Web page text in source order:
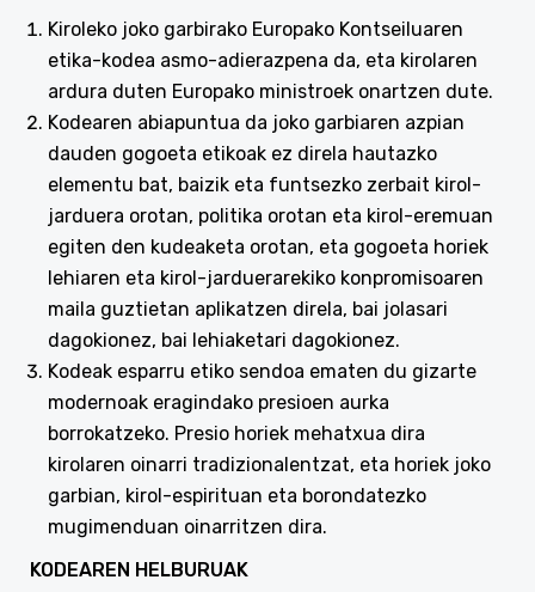
Kiroleko joko garbirako Europako Kontseiluaren
etika-kodea asmo-adierazpena da, eta kirolaren
ardura duten Europako ministroek onartzen dute.
Kodearen abiapuntua da joko garbiaren azpian
dauden gogoeta etikoak ez direla hautazko
elementu bat, baizik eta funtsezko zerbait kirol-
jarduera orotan, politika orotan eta kirol-eremuan
egiten den kudeaketa orotan, eta gogoeta horiek
lehiaren eta kirol-jarduerarekiko konpromisoaren
maila guztietan aplikatzen direla, bai jolasari
dagokionez, bai lehiaketari dagokionez.
Kodeak esparru etiko sendoa ematen du gizarte
modernoak eragindako presioen aurka
borrokatzeko. Presio horiek mehatxua dira
kirolaren oinarri tradizionalentzat, eta horiek joko
garbian, kirol-espirituan eta borondatezko
mugimenduan oinarritzen dira.
KODEAREN HELBURUAK